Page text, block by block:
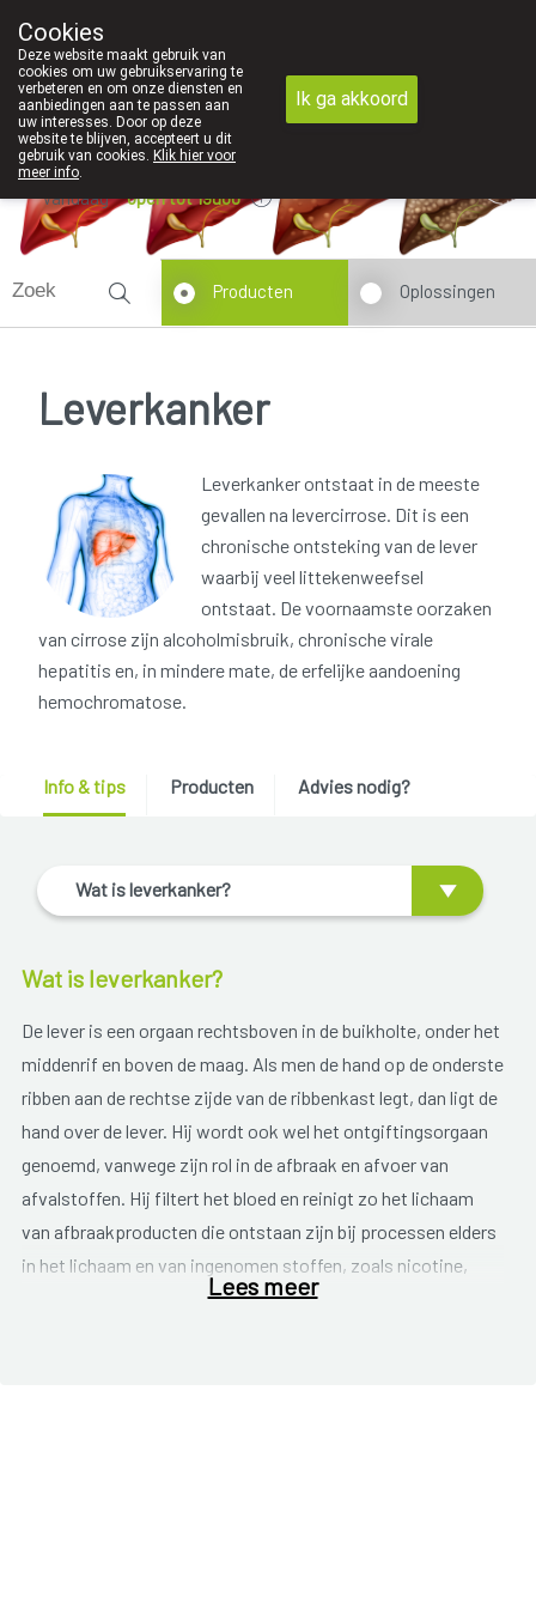
contact in de apotheek zeer belangrijk, vandaar dat wij geen
02/5135502
Vandaag open tot 19u00
Producten Oplossingen
Leverkanker
Leverkanker ontstaat in de meeste
gevallen na levercirrose. Dit is een
chronische ontsteking van de lever
waarbij veel littekenweefsel
ontstaat. De voornaamste oorzaken
van cirrose zijn alcoholmisbruik, chronische virale
hepatitis en, in mindere mate, de erfelijke aandoening
hemochromatose.
Info & tips Producten Advies nodig?
Wat is leverkanker?
Wat is leverkanker?
De lever is een orgaan rechtsboven in de buikholte, onder het
middenrif en boven de maag. Als men de hand op de onderste
ribben aan de rechtse zijde van de ribbenkast legt, dan ligt de
hand over de lever. Hij wordt ook wel het ontgiftingsorgaan
genoemd, vanwege zijn rol in de afbraak en afvoer van
afvalstoffen. Hij filtert het bloed en reinigt zo het lichaam
van afbraakproducten die ontstaan zijn bij processen elders
in het lichaam en van ingenomen stoffen, zoals nicotine,
alcohol, medicijnen enz. Verder maakt de lever eiwitten aan
Lees meer
Cookies
Deze website maakt gebruik van
cookies om uw gebruikservaring te
verbeteren en om onze diensten en
aanbiedingen aan te passen aan
uw interesses. Door op deze
website te blijven, accepteert u dit
gebruik van cookies. Klik hier voor
meer info.
Ik ga akkoord